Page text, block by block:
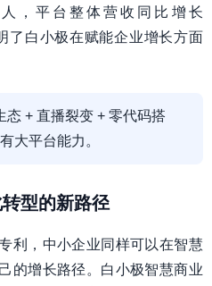
，平台整体营收同比增长
了白小极在赋能企业增长方面
态 + 直播裂变 + 零代码搭
大平台能力。
型的新路径
利，中小企业同样可以在智慧
的增长路径。白小极智慧商业